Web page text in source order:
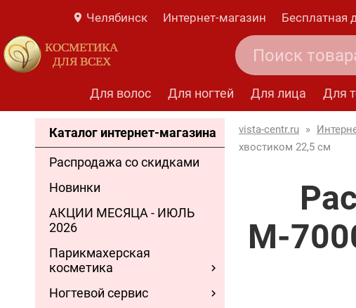
Челябинск Интернет-магазин Бесплатная
КОСМЕТИКА
ДЛЯ ВСЕХ
Для волос Для ногтей Для лица Для
Каталог интернет-магазина
Распродажа со скидками
Новинки
АКЦИИ МЕСЯЦА - ИЮЛЬ
2026
Парикмахерская
косметика
Ногтевой сервис
vista-centr.ru »
хвостиком 22,5 см
М-